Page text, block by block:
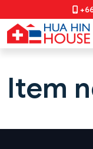
Item